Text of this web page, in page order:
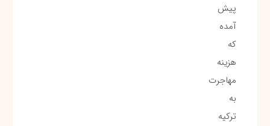
پیش
آمده
که
هزینه
مهاجرت
به
ترکیه